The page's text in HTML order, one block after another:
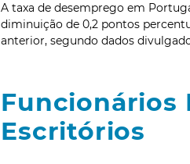
A taxa de desemprego em
diminuição de 0,2 pontos
anterior, segundo dados
Funcionários
Escritórios